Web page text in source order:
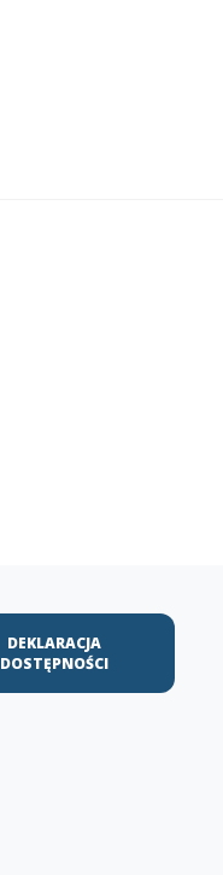
DEKLARACJA
DOSTĘPNOŚCI